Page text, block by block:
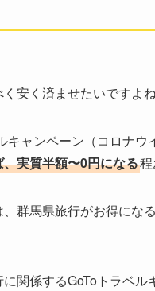
安く済ませたいですよね
キャンペーン（コロナウ
実質半額〜0円になる
群馬県旅行がお得にな
関係するGoToトラベ